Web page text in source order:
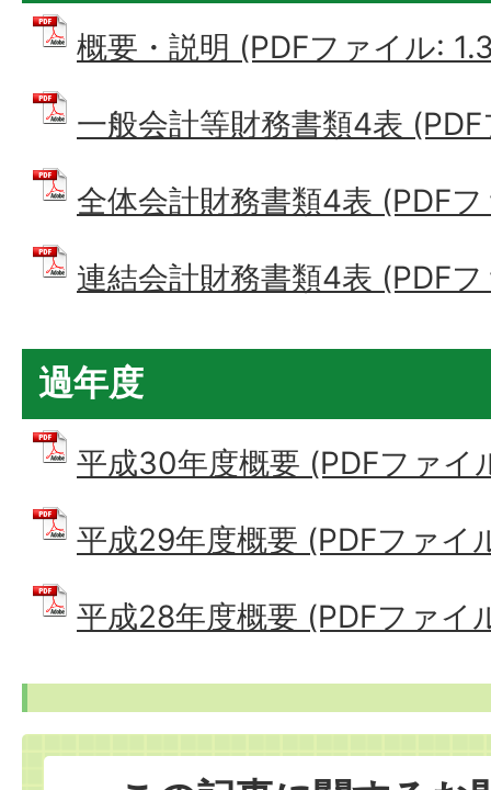
概要・説明 (PDFファイル:
一般会計等財務書類4表
全体会計財務書類4表 (PDF
連結会計財務書類4表 (PDF
過年度
平成30年度概要 (PDFファイ
平成29年度概要 (PDFファイ
平成28年度概要 (PDFファイ